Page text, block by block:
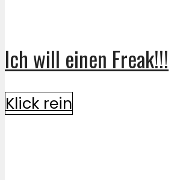
Ich will einen Freak!!!
Klick rein